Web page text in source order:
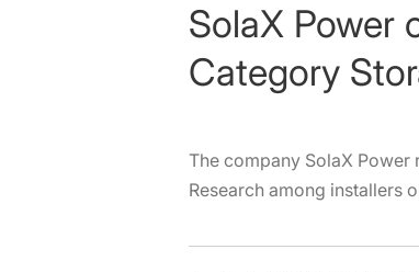
SolaX Power
Category
The company SolaX Power
Research among installers